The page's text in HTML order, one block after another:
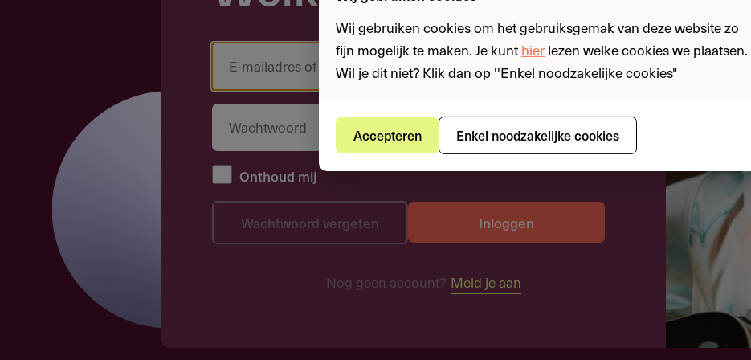
Onthoud mij
Inloggen
Wachtwoord vergeten
Nog geen account? Meld je aan
Wij gebruiken cookies om het gebruiksgemak van deze website zo
fijn mogelijk te maken. Je kunthierlezen welke cookies we plaatsen.
Wil je dit niet? Klik dan op ''Enkel noodzakelijke cookies"
Accepteren Enkel noodzakelijke cookies